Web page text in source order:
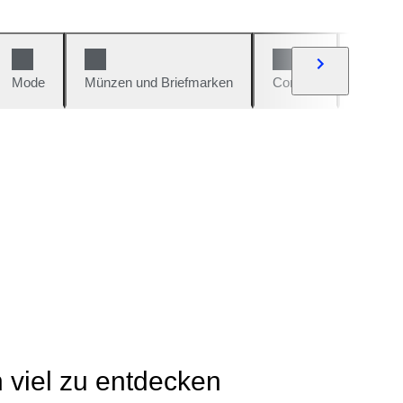
Mode Münzen und Briefmarken Comics
viel zu entdecken